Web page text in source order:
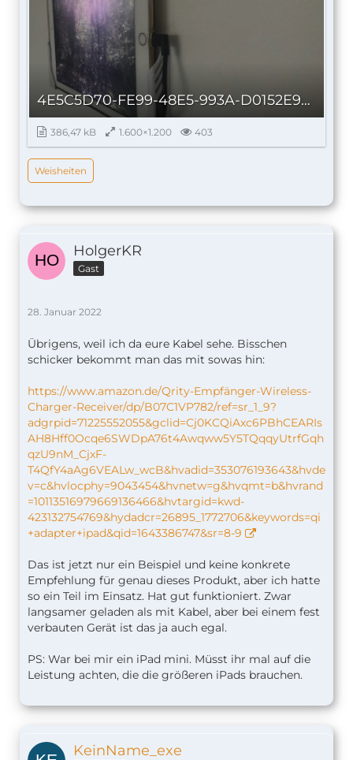
4E5C5D70-FE99-48E5-993A-D0152E96321E_autoscaled.jpg
386,47 kB 1.600×1.200 403
Weisheiten
HolgerKR
Gast
28. Januar 2022
Übrigens, weil ich da eure Kabel sehe. Bisschen
schicker bekommt man das mit sowas hin:
https://www.amazon.de/Qrity-Empfänger-Wireless-
Charger-Receiver/dp/B07C1VP782/ref=sr_1_9?
adgrpid=71225552055&gclid=Cj0KCQiAxc6PBhCEARIs
AH8Hff0Ocqe6SWDpA76t4Awqww5Y5TQqqyUtrfGqh
qzU9nM_CjxF-
T4QfY4aAg6VEALw_wcB&hvadid=353076193643&hvde
v=c&hvlocphy=9043454&hvnetw=g&hvqmt=b&hvrand
=10113516979669136466&hvtargid=kwd-
423132754769&hydadcr=26895_1772706&keywords=qi
+adapter+ipad&qid=1643386747&sr=8-9
Das ist jetzt nur ein Beispiel und keine konkrete
Empfehlung für genau dieses Produkt, aber ich hatte
so ein Teil im Einsatz. Hat gut funktioniert. Zwar
langsamer geladen als mit Kabel, aber bei einem fest
verbauten Gerät ist das ja auch egal.
PS: War bei mir ein iPad mini. Müsst ihr mal auf die
Leistung achten, die die größeren iPads brauchen.
KeinName_exe